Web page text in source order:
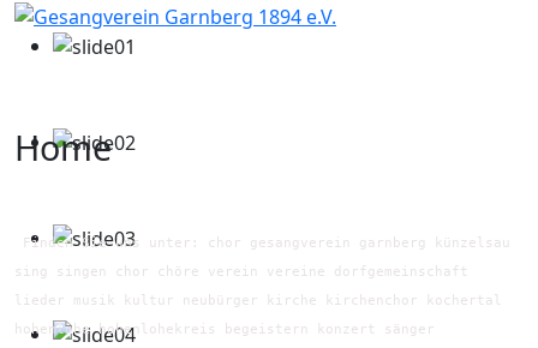
Home
Finden Sie uns unter: chor gesangverein garnberg künzelsau
sing singen chor chöre verein vereine dorfgemeinschaft
lieder musik kultur neubürger kirche kirchenchor kochertal
hohenlohe hohenlohekreis begeistern konzert sänger